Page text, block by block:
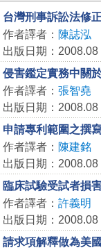
台灣刑事訴訟法修
作者譯者： 陳誌泓
出版日期：2008.08
侵害鑑定實務中關
作者譯者： 張智堯
出版日期：2008.08
申請專利範圍之撰
作者譯者： 陳建銘
出版日期：2008.08
臨床試驗受試者損
作者譯者： 許義明
出版日期：2008.08
請求項解釋做為美